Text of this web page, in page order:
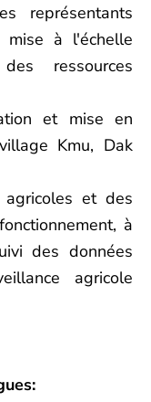
représentants
mise à l'échelle
ressources
et mise en
Kmu, Dak
agricoles et des
à
des données
agricole
: